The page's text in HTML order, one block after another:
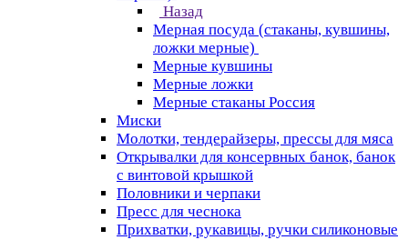
Назад
Мерная посуда (стаканы, кувшины,
ложки мерные)
Мерные кувшины
Мерные ложки
Мерные стаканы Россия
Миски
Молотки, тендерайзеры, прессы для мяса
Открывалки для консервных банок, банок
с винтовой крышкой
Половники и черпаки
Пресс для чеснока
Прихватки, рукавицы, ручки силиконовые